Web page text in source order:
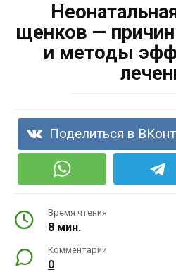
щенков —
и методы
Поделиться в
Время чтения
8 мин.
Комментарии
0